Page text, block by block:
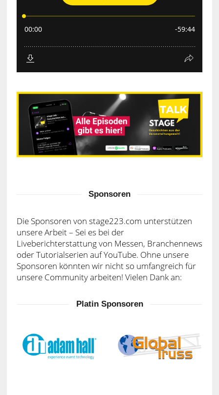
Sponsoren
Die Sponsoren von stage223.com unterstützen
unsere Arbeit – Sei es bei der
Liveberichterstattung von Messen, Branchennews
oder Tutorialserien auf YouTube. Ohne unsere
Sponsoren könnten wir nicht so umfangreich für
unsere Community arbeiten! Vielen Dank an:
Platin Sponsoren